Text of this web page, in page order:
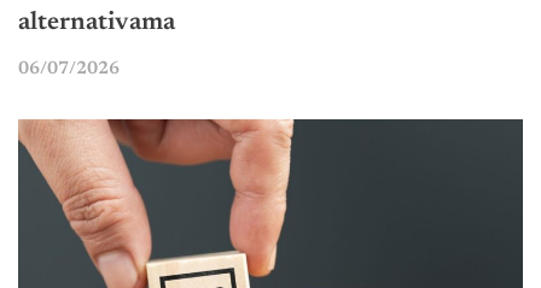
alternativama
06/07/2026